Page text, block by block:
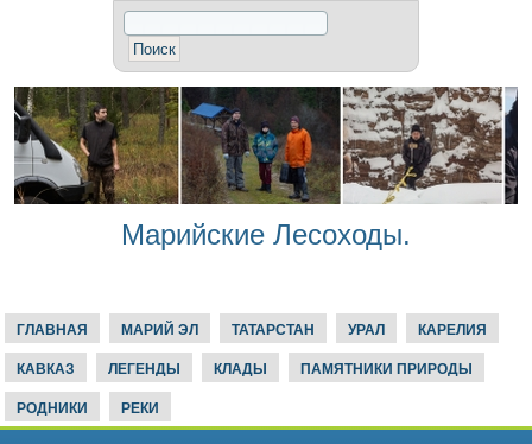
Марийские Лесоходы.
ГЛАВНАЯ МАРИЙ ЭЛ ТАТАРСТАН УРАЛ КАРЕЛИЯ
КАВКАЗ ЛЕГЕНДЫ КЛАДЫ ПАМЯТНИКИ ПРИРОДЫ
РОДНИКИ РЕКИ